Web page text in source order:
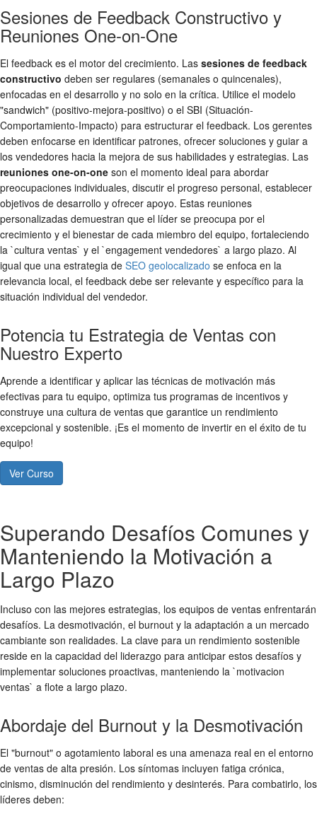
Sesiones de Feedback Constructivo y
Reuniones One-on-One
El feedback es el motor del crecimiento. Las sesiones de feedback
constructivo deben ser regulares (semanales o quincenales),
enfocadas en el desarrollo y no solo en la crítica. Utilice el modelo
"sandwich" (positivo-mejora-positivo) o el SBI (Situación-
Comportamiento-Impacto) para estructurar el feedback. Los gerentes
deben enfocarse en identificar patrones, ofrecer soluciones y guiar a
los vendedores hacia la mejora de sus habilidades y estrategias. Las
reuniones one-on-one son el momento ideal para abordar
preocupaciones individuales, discutir el progreso personal, establecer
objetivos de desarrollo y ofrecer apoyo. Estas reuniones
personalizadas demuestran que el líder se preocupa por el
crecimiento y el bienestar de cada miembro del equipo, fortaleciendo
la `cultura ventas` y el `engagement vendedores` a largo plazo. Al
igual que una estrategia de SEO geolocalizado se enfoca en la
relevancia local, el feedback debe ser relevante y específico para la
situación individual del vendedor.
Potencia tu Estrategia de Ventas con
Nuestro Experto
Aprende a identificar y aplicar las técnicas de motivación más
efectivas para tu equipo, optimiza tus programas de incentivos y
construye una cultura de ventas que garantice un rendimiento
excepcional y sostenible. ¡Es el momento de invertir en el éxito de tu
equipo!
Ver Curso
Superando Desafíos Comunes y
Manteniendo la Motivación a
Largo Plazo
Incluso con las mejores estrategias, los equipos de ventas enfrentarán
desafíos. La desmotivación, el burnout y la adaptación a un mercado
cambiante son realidades. La clave para un rendimiento sostenible
reside en la capacidad del liderazgo para anticipar estos desafíos y
implementar soluciones proactivas, manteniendo la `motivacion
ventas` a flote a largo plazo.
Abordaje del Burnout y la Desmotivación
El "burnout" o agotamiento laboral es una amenaza real en el entorno
de ventas de alta presión. Los síntomas incluyen fatiga crónica,
cinismo, disminución del rendimiento y desinterés. Para combatirlo, los
líderes deben: